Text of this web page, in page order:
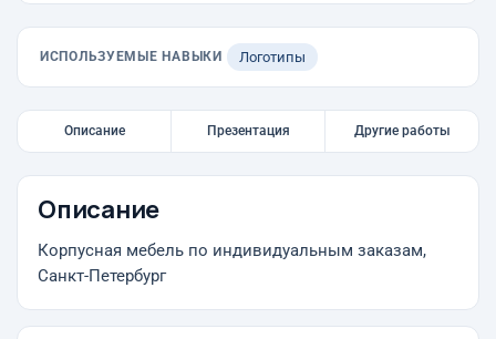
ИСПОЛЬЗУЕМЫЕ НАВЫКИ Логотипы
Описание Презентация Другие работы
Описание
Корпусная мебель по индивидуальным заказам,
Санкт-Петербург